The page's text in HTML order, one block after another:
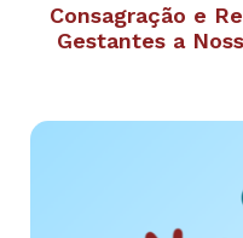
Consagração e
Gestantes a